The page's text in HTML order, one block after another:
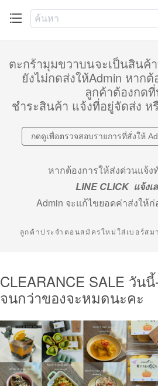
ตะกร้ามุมขวาบนจะเป็นสินค้
ยังไม่กดส่งให้Admin หาก
ลูกค้าต้องกด
ชำระสินค้า แจ้งที่อยู่จัดส่ง
กดดูเพื่อตรวจสอบรายการที่สั่งให้
หากต้องการให้ส่งด่วนแจ้ง
LINE CLICK แจ้งเ
Admin จะแก้ไขยอดค่าส่งให้
ลูกค้าประจำตอนสมัครใหม่ใส่เบอร์ส
CLEARANCE SALE วัน
จนกว่าของจะหมดนะคะ